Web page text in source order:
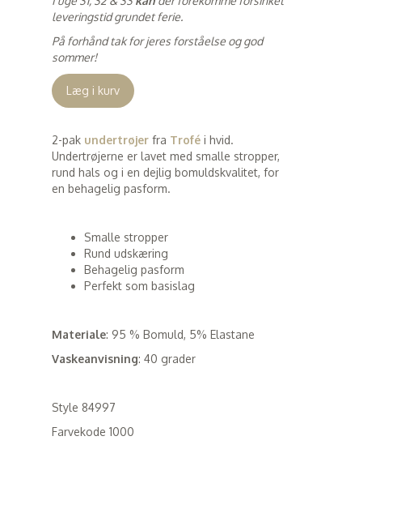
leveringstid grundet ferie.
På forhånd tak for jeres forståelse og god
sommer!
Læg i kurv
2-pak undertrøjer fra Trofé i hvid.
Undertrøjerne er lavet med smalle stropper,
rund hals og i en dejlig bomuldskvalitet, for
en behagelig pasform.
Smalle stropper
Rund udskæring
Behagelig pasform
Perfekt som basislag
Materiale: 95 % Bomuld, 5% Elastane
Vaskeanvisning: 40 grader
Style 84997
Farvekode 1000